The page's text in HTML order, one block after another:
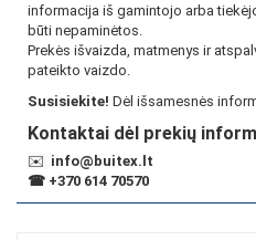
informacija iš gamintojo arba
būti nepaminėtos.
Prekės išvaizda, matmenys ir
pateikto vaizdo.
Susisiekite! Dėl išsamesnės
Kontaktai dėl prekių
✉️ info@buitex.lt
☎ +370 614 70570